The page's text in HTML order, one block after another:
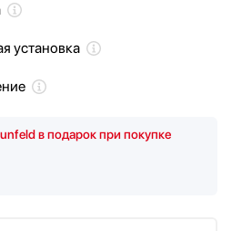
установка
в подарок при покупке